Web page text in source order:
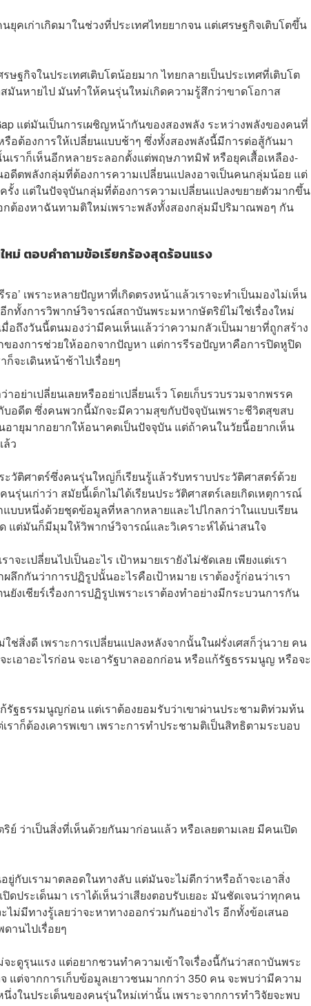
ยุคเก่าเกิดมาในช่วงที่ประเทศไทยยากจน แต่เศรษฐกิจเติบโตขึ้น
ฐกิจในประเทศเติบโตน้อยมาก ไทยกลายเป็นประเทศที่เติบโต
นหายไป มันทำให้คนรุ่นใหม่เกิดความรู้สึกว่าขาดโอกาส
แต่มันเป็นการเผชิญหน้ากันของสองพลัง ระหว่างพลังของคนที่
อต้องการให้เปลี่ยนแบบช้าๆ ซึ่งทั้งสองพลังนี้มีการต่อสู้กันมา
เราก็เห็นอีกหลายระลอกตั้งแต่พฤษภาทมิฬ หรือยุคเสื้อเหลือง-
ดีตพลังกลุ่มที่ต้องการความเปลี่ยนแปลงอาจเป็นคนกลุ่มน้อย แต่
รั้ง แต่ในปัจจุบันกลุ่มที่ต้องการความเปลี่ยนแปลงขยายตัวมากขึ้น
กต้องหาฉันทามติใหม่เพราะพลังทั้งสองกลุ่มมีปริมาณพอๆ กัน
หม่ ตอบคำถามข้อเรียกร้องสุดร้อนแรง
รอ’ เพราะหลายปัญหาที่เกิดตรงหน้าแล้วเราจะทำเป็นมองไม่เห็น
ทั้งการวิพากษ์วิจารณ์สถาบันพระมหากษัตริย์ไม่ใช่เรื่องใหม่
อถึงวันนี้ตนมองว่ามีคนเห็นแล้วว่าความกลัวเป็นมายาที่ถูกสร้าง
ของการช่วยให้ออกจากปัญหา แต่การรีรอปัญหาคือการปิดหูปิด
ก็จะเดินหน้าช้าไปเรื่อยๆ
ย่าเปลี่ยนเลยหรืออย่าเปลี่ยนเร็ว โดยเก็บรวบรวมจากพรรค
บอดีต ซึ่งคนพวกนี้มักจะมีความสุขกับปัจจุบันเพราะชีวิตสุขสบ
ายุมากอยากให้อนาคตเป็นปัจจุบัน แต่ถ้าคนในวัยนี้อยากเห็น
ล้ว
วัติศาตร์ซึ่งคนรุ่นใหญ่ก็เรียนรู้แล้วรับทราบประวัติศาสตร์ด้วย
นเก่าว่า สมัยนี้เด็กไม่ได้เรียนประวัติศาสตร์เลยเกิดเหตุการณ์
บบหนึ่งด้วยชุดข้อมูลที่หลากหลายและไปไกลกว่าในแบบเรียน
ต่มันก็มีมุมให้วิพากษ์วิจารณ์และวิเคราะห์ได้น่าสนใจ
จะเปลี่ยนไปเป็นอะไร เป้าหมายเรายังไม่ชัดเลย เพียงแต่เรา
กกันว่าการปฏิรูปนั้นอะไรคือเป้าหมาย เราต้องรู้ก่อนว่าเรา
เชียร์เรื่องการปฏิรูปเพราะเราต้องทำอย่างมีกระบวนการกัน
ช่สิ่งดี เพราะการเปลี่ยนแปลงหลังจากนั้นในฝรั่งเศสก็วุ่นวาย คน
เอาอะไรก่อน จะเอารัฐบาลออกก่อน หรือแก้รัฐธรรมนูญ หรือจะ
ฐธรรมนูญก่อน แต่เราต้องยอมรับว่าเขาผ่านประชามติท่วมท้น
าก็ต้องเคารพเขา เพราะการทำประชามติเป็นสิทธิตามระบอบ
ว่าเป็นสิ่งที่เห็นด้วยกันมาก่อนแล้ว หรือเลยตามเลย มีคนเปิด
กับเรามาตลอดในทางลับ แต่มันจะไม่ดีกว่าหรือถ้าจะเอาสิ่ง
ประเด็นมา เราได้เห็นว่าเสียงตอบรับเยอะ มันชัดเจนว่าทุกคน
ไม่มีทางรู้เลยว่าจะหาทางออกร่วมกันอย่างไร อีกทั้งข้อเสนอ
านไปเรื่อยๆ
ดูรุนแรง แต่อยากชวนทำความเข้าใจเรื่องนี้กันว่าสถาบันพระ
ต่จากการเก็บข้อมูลเยาวชนมากกว่า 350 คน จะพบว่ามีความ
ในประเด็นของคนรุ่นใหม่เท่านั้น เพราะจากการทำวิจัยจะพบ